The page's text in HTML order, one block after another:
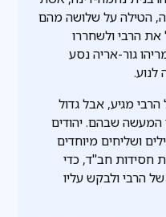
הטילה על שלושה מהם
את הרבי ולשחררו
גור-אריה נסע
לנוע.
מגיע, אבל גדול
המעשה שבהם. יהודים
ושליחים מיוחדים
חסידות חב"ד, כדי
הרבי ולבקש עליו